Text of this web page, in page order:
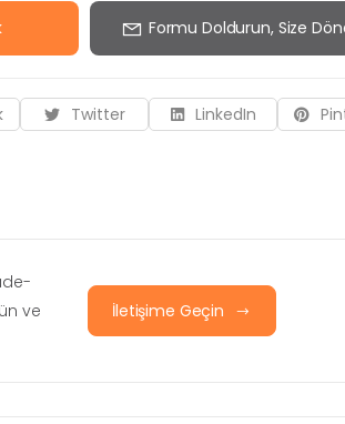
Formu Doldurun, Size
Twitter LinkedIn
ve
İletişime Geçin